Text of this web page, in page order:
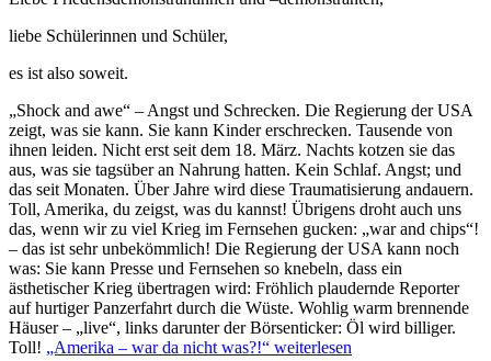
liebe Schülerinnen und Schüler,
es ist also soweit.
„Shock and awe“ – Angst und Schrecken. Die Regierung der USA
zeigt, was sie kann. Sie kann Kinder erschrecken. Tausende von
ihnen leiden. Nicht erst seit dem 18. März. Nachts kotzen sie das
aus, was sie tagsüber an Nahrung hatten. Kein Schlaf. Angst; und
das seit Monaten. Über Jahre wird diese Traumatisierung andauern.
Toll, Amerika, du zeigst, was du kannst! Übrigens droht auch uns
das, wenn wir zu viel Krieg im Fernsehen gucken: „war and chips“!
– das ist sehr unbekömmlich! Die Regierung der USA kann noch
was: Sie kann Presse und Fernsehen so knebeln, dass ein
ästhetischer Krieg übertragen wird: Fröhlich plaudernde Reporter
auf hurtiger Panzerfahrt durch die Wüste. Wohlig warm brennende
Häuser – „live“, links darunter der Börsenticker: Öl wird billiger.
Toll! „Amerika – war da nicht was?!“ weiterlesen